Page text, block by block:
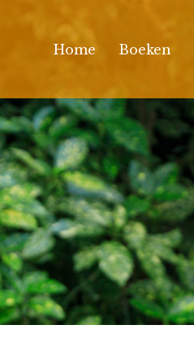
Home Boeken